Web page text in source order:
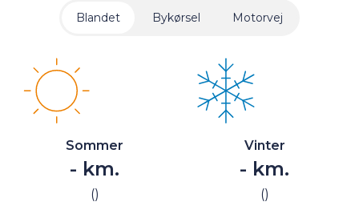
Blandet Bykørsel Motorvej
Sommer
- km.
()
Vinter
- km.
()